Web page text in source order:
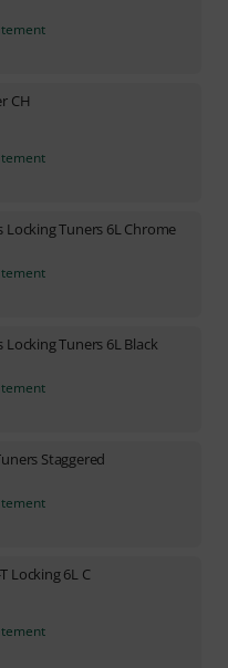
CH
Locking Tuners 6L Chrome
Locking Tuners 6L Black
Staggered
Locking 6L C